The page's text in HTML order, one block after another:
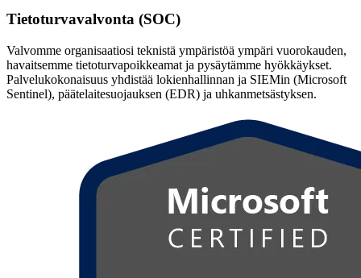
Tietoturvavalvonta (SOC)
Valvomme organisaatiosi teknistä ympäristöä ympäri vuorokauden,
havaitsemme tietoturvapoikkeamat ja pysäytämme hyökkäykset.
Palvelukokonaisuus yhdistää lokienhallinnan ja SIEMin (Microsoft
Sentinel), päätelaitesuojauksen (EDR) ja uhkanmetsästyksen.